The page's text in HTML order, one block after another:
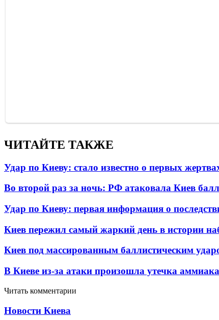
ЧИТАЙТЕ ТАКЖЕ
Удар по Киеву: стало известно о первых
Во второй раз за ночь: РФ атаковала Киев
Удар по Киеву: первая информация о
Киев пережил самый жаркий день в истории
Киев под массированным баллистическим
В Киеве из-за атаки произошла утечка аммиака
Читать комментарии
Новости Киева